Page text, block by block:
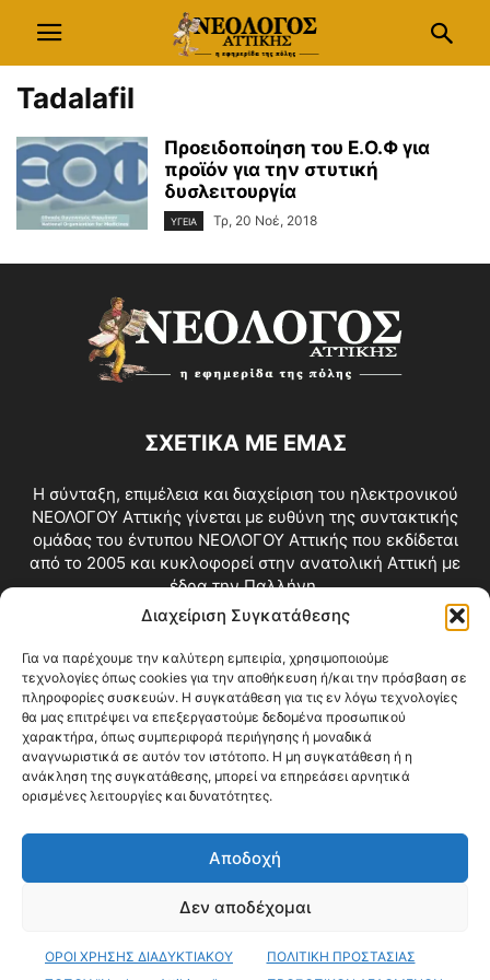
Διαχείριση Συγκατάθεσης
Για να παρέχουμε την καλύτερη εμπειρία, χρησιμοποιούμε
τεχνολογίες όπως cookies για την αποθήκευση ή/και την πρόσβαση σε
πληροφορίες συσκευών. Η συγκατάθεση για τις εν λόγω τεχνολογίες
θα μας επιτρέψει να επεξεργαστούμε δεδομένα προσωπικού
χαρακτήρα, όπως συμπεριφορά περιήγησης ή μοναδικά
αναγνωριστικά σε αυτόν τον ιστότοπο. Η μη συγκατάθεση ή η
ανάκληση της συγκατάθεσης, μπορεί να επηρεάσει αρνητικά
ορισμένες λειτουργίες και δυνατότητες.
Αποδοχή
Δεν αποδέχομαι
ΟΡΟΙ ΧΡΗΣΗΣ ΔΙΑΔΥΚΤΙΑΚΟΥ
ΠΟΛΙΤΙΚΗ ΠΡΟΣΤΑΣΙΑΣ
Tadalafil
Προειδοποίηση του Ε.Ο.Φ για
προϊόν για την στυτική
δυσλειτουργία
ΥΓΕΙΑ Τρ, 20 Νοέ, 2018
ΣΧΕΤΙΚΑ ΜΕ ΕΜΑΣ
Η σύνταξη, επιμέλεια και διαχείριση του ηλεκτρονικού
ΝΕΟΛΟΓΟΥ Αττικής γίνεται με ευθύνη της συντακτικής
ομάδας του έντυπου ΝΕΟΛΟΓΟΥ Αττικής που εκδίδεται
από το 2005 και κυκλοφορεί στην ανατολική Αττική με
έδρα την Παλλήνη.
Επικοινωνία:info@neologosattikis.gr
ΑΚΟΛΟΥΘΗΣΕ ΜΑΣ
Videos Όροι Χρήσης
© Copyright 2026 ΝΕΟΛΟΓΟΣ ΑΤΤΙΚΗΣ • All Rights Reserved •